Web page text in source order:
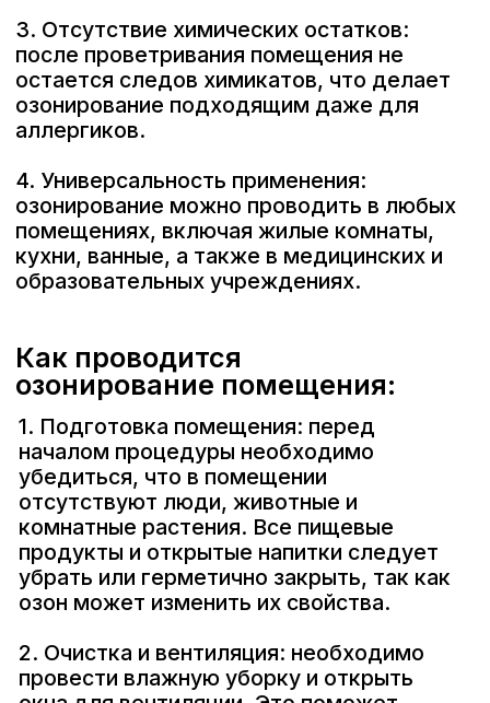
окна для вентиляции. Это поможет
снизить начальную концентрацию
загрязнителей в воздухе и повысить
эффективность озонирования.
3. Выбор озонатора: важно подобрать
озонатор подходящей мощности,
инструкции к устройству обычно
указано, на какой объем помещения
рассчитано устройство.
4. Работа озонатора: установите
озонатор в центре помещения или в
месте, обеспечивающем максимально
процедура может занимать от 30 минут
до нескольких часов в зависимости от
задачи и размера помещения.
5. Послепроцедурная вентиляция:
после окончания работы озонатора
важно проветрить помещение, открыв
окна и двери для выхода остаточного
озона. Вентиляция должна
продолжаться минимум 30 минут,
однако оптимальное время может
варьироваться в зависимости от
объема и начальной концентрации
озона.